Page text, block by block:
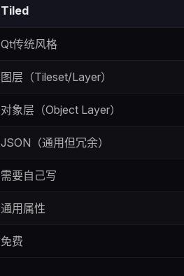
Tiled
Qt传统风格
图层（Tileset/Layer）
对象层（Object Layer）
JSON（通用但冗余）
需要自己写
通用属性
免费